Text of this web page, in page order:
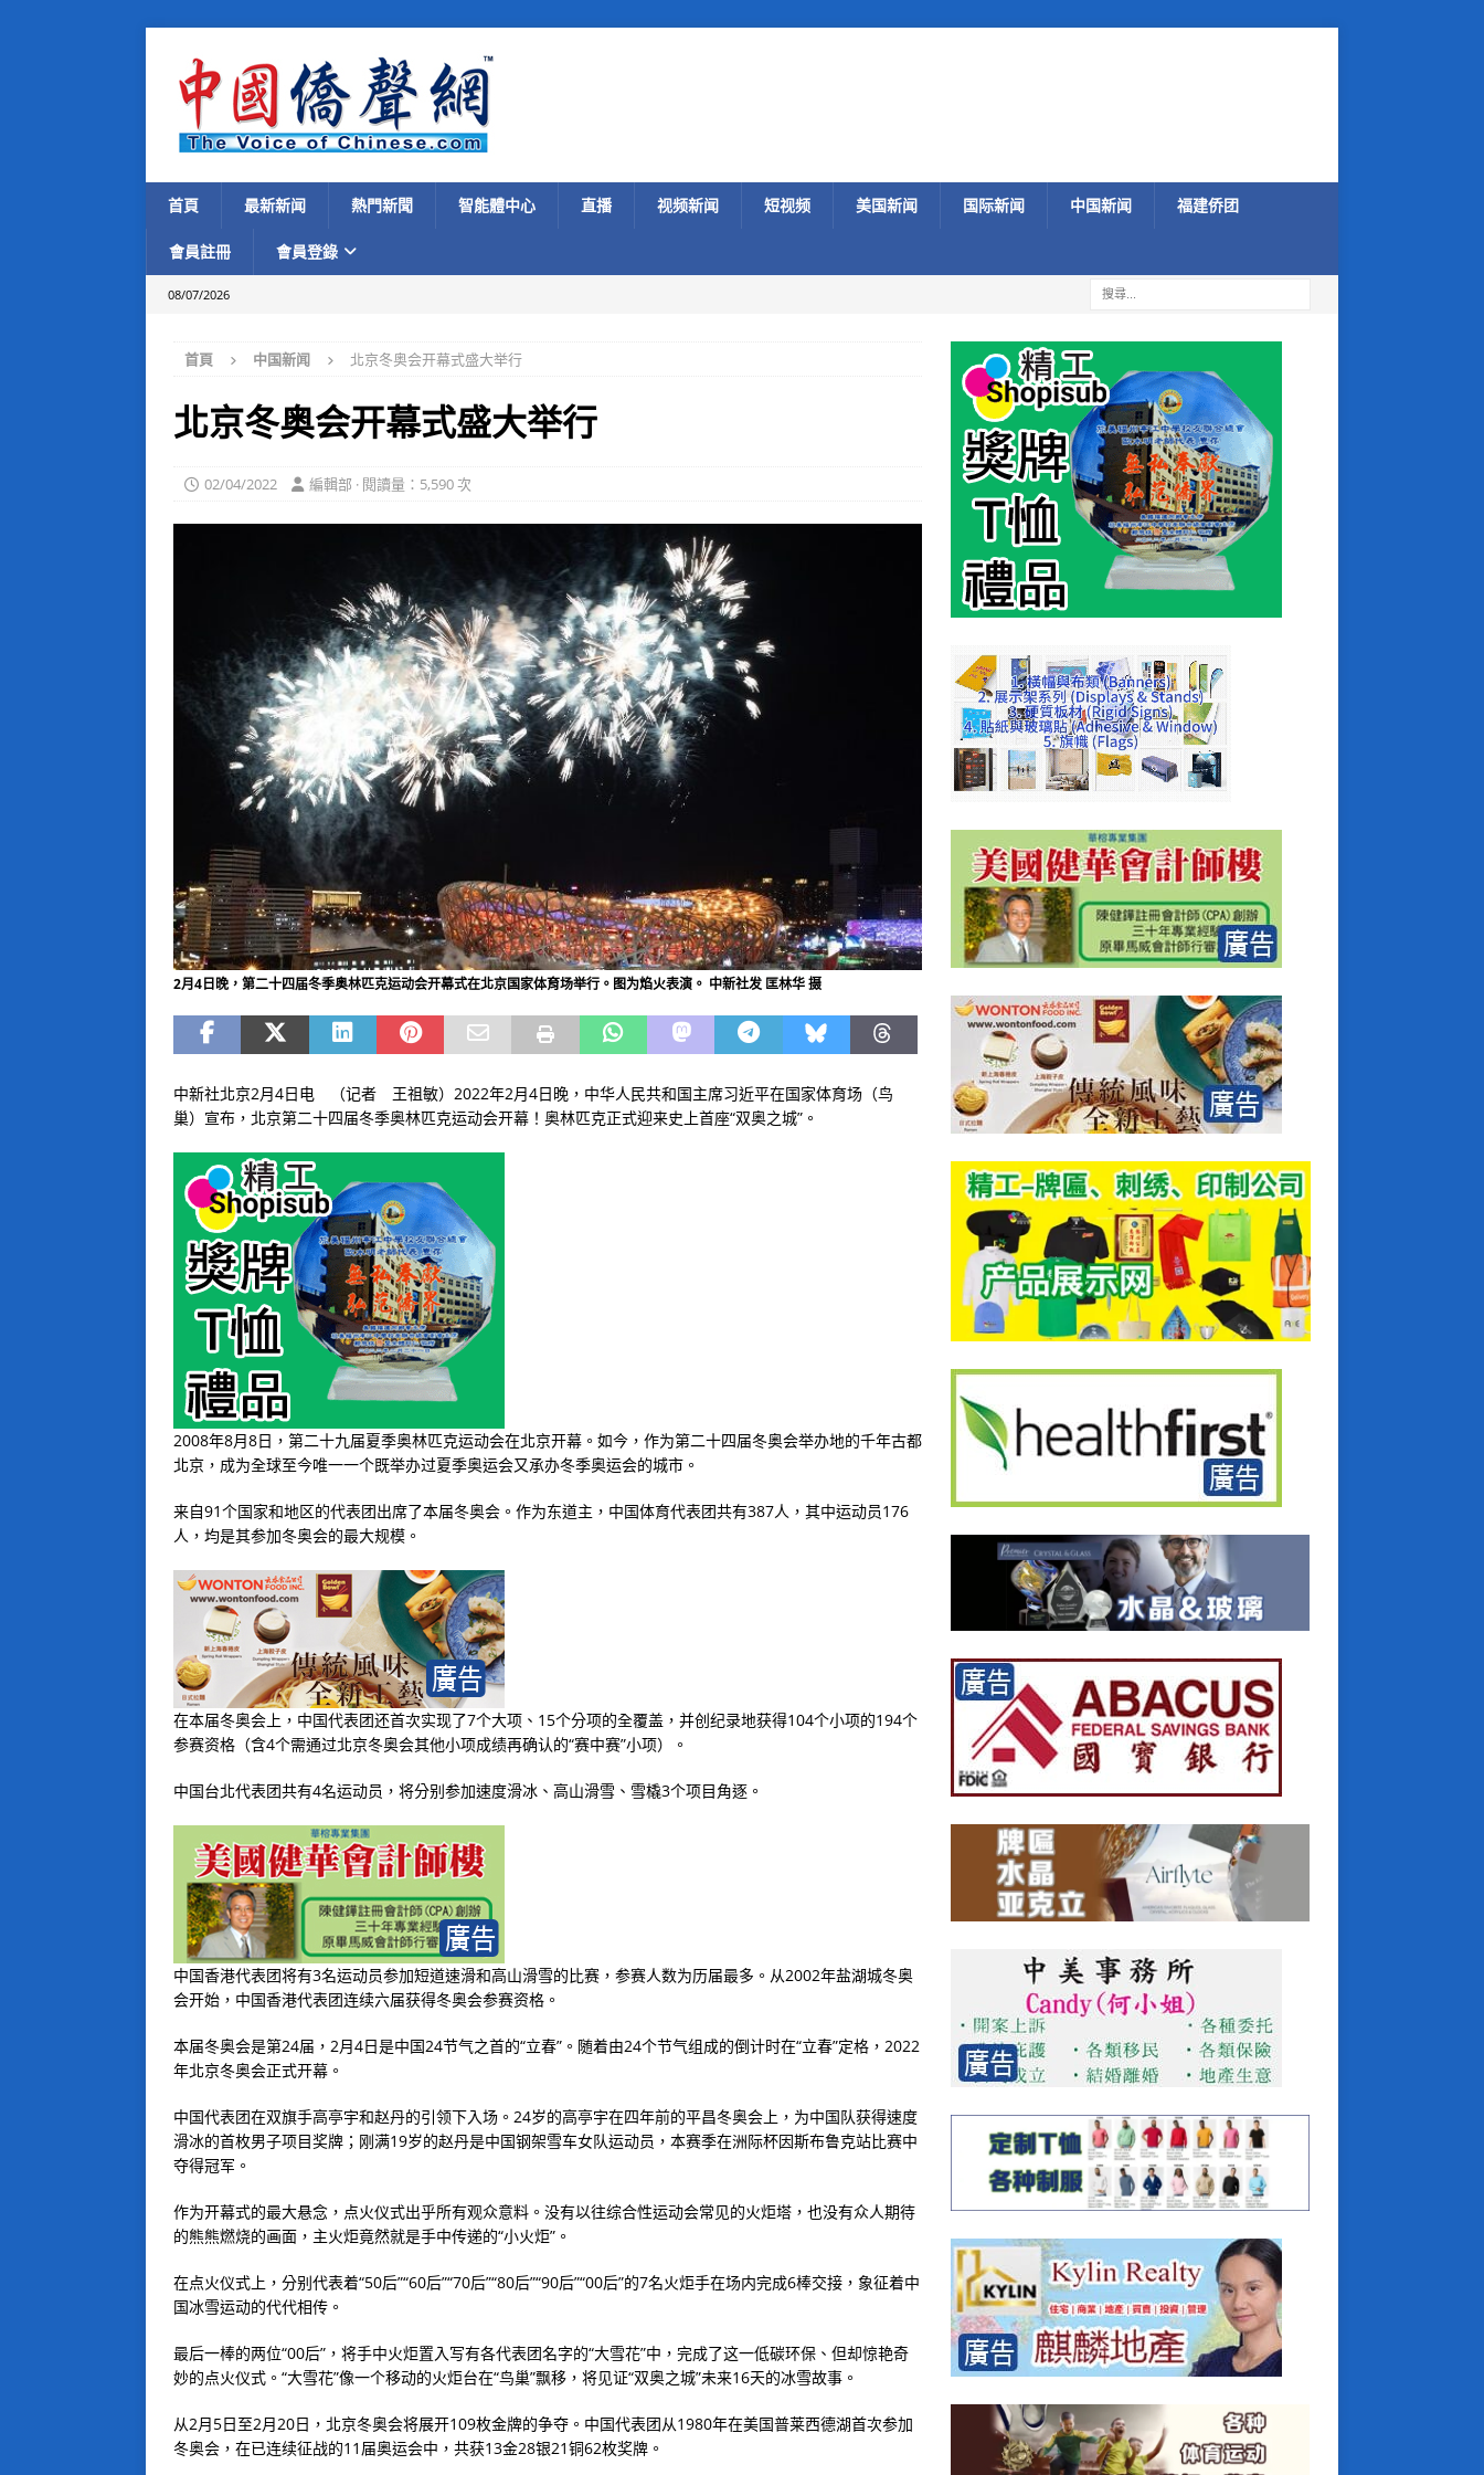
首頁 最新新闻 熱門新聞 智能體中心 直播 视频新闻 短视频 美国新闻 国际新闻 中国新闻 福建侨团
會員註冊 會員登錄
08/07/2026
首頁 中国新闻 北京冬奥会开幕式盛大举行
北京冬奥会开幕式盛大举行
02/04/2022 編輯部 · 閱讀量：5,590 次
2月4日晚，第二十四届冬季奥林匹克运动会开幕式在北京国家体育场举行。图为焰火表演。 中新社发 匡林华 摄
中新社北京2月4日电 （记者 王祖敏）2022年2月4日晚，中华人民共和国主席习近平在国家体育场（鸟
巢）宣布，北京第二十四届冬季奥林匹克运动会开幕！奥林匹克正式迎来史上首座“双奥之城”。
2008年8月8日，第二十九届夏季奥林匹克运动会在北京开幕。如今，作为第二十四届冬奥会举办地的千年古都
北京，成为全球至今唯一一个既举办过夏季奥运会又承办冬季奥运会的城市。
来自91个国家和地区的代表团出席了本届冬奥会。作为东道主，中国体育代表团共有387人，其中运动员176
人，均是其参加冬奥会的最大规模。
在本届冬奥会上，中国代表团还首次实现了7个大项、15个分项的全覆盖，并创纪录地获得104个小项的194个
参赛资格（含4个需通过北京冬奥会其他小项成绩再确认的“赛中赛”小项）。
中国台北代表团共有4名运动员，将分别参加速度滑冰、高山滑雪、雪橇3个项目角逐。
中国香港代表团将有3名运动员参加短道速滑和高山滑雪的比赛，参赛人数为历届最多。从2002年盐湖城冬奥
会开始，中国香港代表团连续六届获得冬奥会参赛资格。
本届冬奥会是第24届，2月4日是中国24节气之首的“立春”。随着由24个节气组成的倒计时在“立春”定格，2022
年北京冬奥会正式开幕。
中国代表团在双旗手高亭宇和赵丹的引领下入场。24岁的高亭宇在四年前的平昌冬奥会上，为中国队获得速度
滑冰的首枚男子项目奖牌；刚满19岁的赵丹是中国钢架雪车女队运动员，本赛季在洲际杯因斯布鲁克站比赛中
夺得冠军。
作为开幕式的最大悬念，点火仪式出乎所有观众意料。没有以往综合性运动会常见的火炬塔，也没有众人期待
的熊熊燃烧的画面，主火炬竟然就是手中传递的“小火炬”。
在点火仪式上，分别代表着“50后”“60后”“70后”“80后”“90后”“00后”的7名火炬手在场内完成6棒交接，象征着中
国冰雪运动的代代相传。
最后一棒的两位“00后”，将手中火炬置入写有各代表团名字的“大雪花”中，完成了这一低碳环保、但却惊艳奇
妙的点火仪式。“大雪花”像一个移动的火炬台在“鸟巢”飘移，将见证“双奥之城”未来16天的冰雪故事。
从2月5日至2月20日，北京冬奥会将展开109枚金牌的争夺。中国代表团从1980年在美国普莱西德湖首次参加
冬奥会，在已连续征战的11届奥运会中，共获13金28银21铜62枚奖牌。